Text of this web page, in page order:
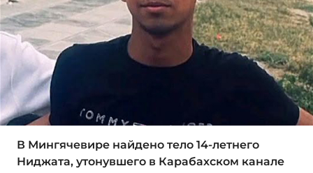
В Мингячевире найдено тело 14-летнего
Ниджата, утонувшего в Карабахском канале